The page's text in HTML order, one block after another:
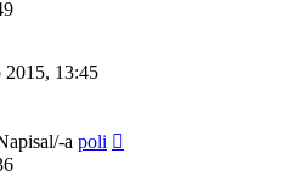
2015, 13:45
a poli